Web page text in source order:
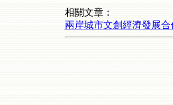
相關文章：
兩岸城市文創經濟發展合